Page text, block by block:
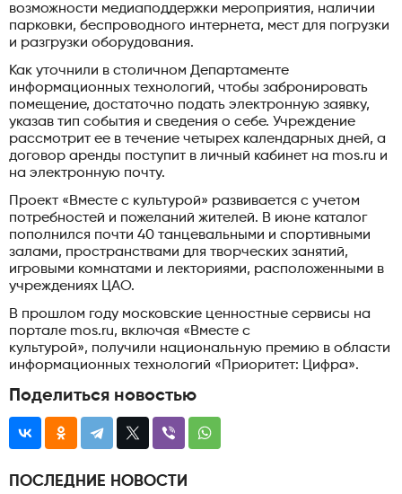
возможности медиаподдержки мероприятия, наличии
парковки, беспроводного интернета, мест для погрузки
и разгрузки оборудования.
Как уточнили в столичном Департаменте
информационных технологий, чтобы забронировать
помещение, достаточно подать электронную заявку,
указав тип события и сведения о себе. Учреждение
рассмотрит ее в течение четырех календарных дней, а
договор аренды поступит в личный кабинет на mos.ru и
на электронную почту.
Проект «Вместе с культурой» развивается с учетом
потребностей и пожеланий жителей. В июне каталог
пополнился почти 40 танцевальными и спортивными
залами, пространствами для творческих занятий,
игровыми комнатами и лекториями, расположенными в
учреждениях ЦАО.
В прошлом году московские ценностные сервисы на
портале mos.ru, включая «Вместе с
культурой», получили национальную премию в области
информационных технологий «Приоритет: Цифра».
Поделиться новостью
ПОСЛЕДНИЕ НОВОСТИ